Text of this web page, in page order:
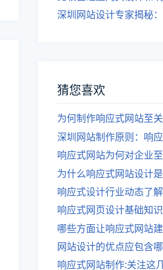
猜您喜欢
响应式网页设计基础知识